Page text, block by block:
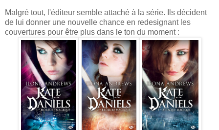
Malgré tout, l'éditeur semble attaché à la série. Ils décident
de lui donner une nouvelle chance en redesignant les
couvertures pour être plus dans le ton du moment :